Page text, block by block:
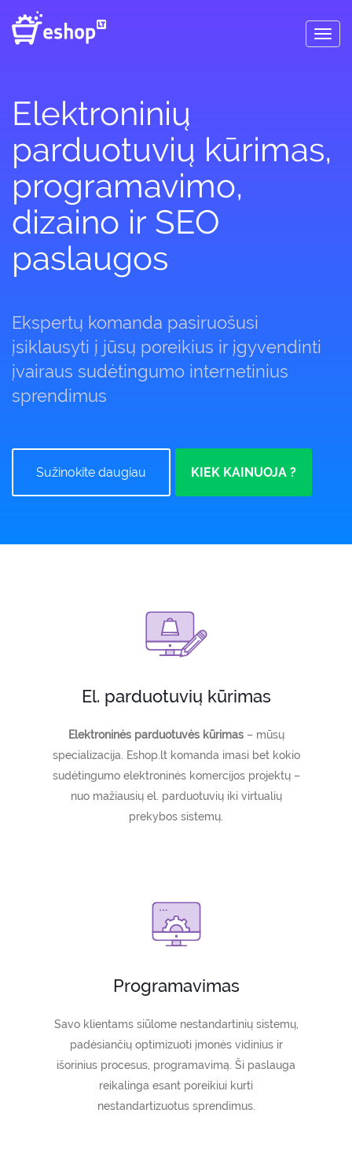
Elektroninių
parduotuvių kūrimas,
programavimo,
dizaino ir SEO
paslaugos
Ekspertų komanda pasiruošusi
įsiklausyti į jūsų poreikius ir įgyvendinti
įvairaus sudėtingumo internetinius
sprendimus
Sužinokite daugiau KIEK KAINUOJA ?
El. parduotuvių kūrimas
Elektroninės parduotuvės kūrimas– mūsų
specializacija. Eshop.lt komanda imasi bet kokio
sudėtingumo elektroninės komercijos projektų –
nuo mažiausių el. parduotuvių iki virtualių
prekybos sistemų.
Programavimas
Savo klientams siūlome nestandartinių sistemų,
padėsiančių optimizuoti įmonės vidinius ir
išorinius procesus, programavimą. Ši paslauga
reikalinga esant poreikiui kurti
nestandartizuotus sprendimus.